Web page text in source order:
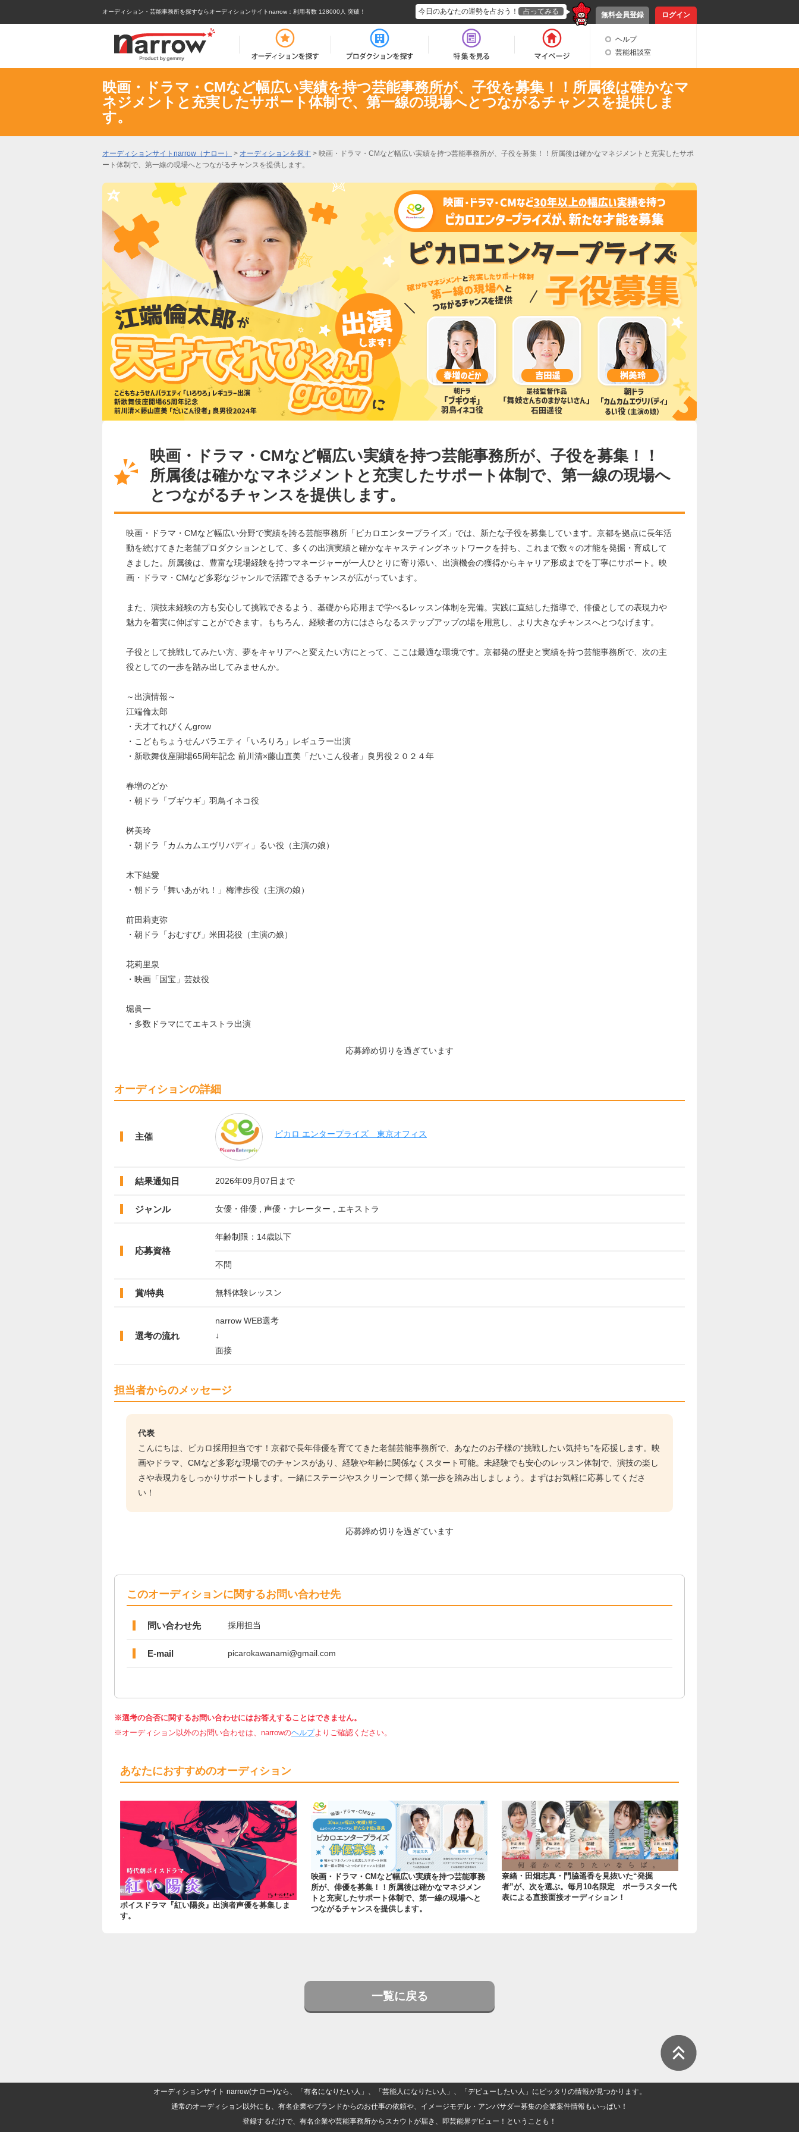
オーディション・芸能事務所を探すならオーディションサイトnarrow ：利用者数 128000人 突破！ 無料会員登録 ログイン
今日のあなたの運勢を占おう！ 占ってみる
ヘルプ
芸能相談室
映画・ドラマ・CMなど幅広い実績を持つ芸能事務所が、子役を募集！！所属後は確かなマ
ネジメントと充実したサポート体制で、第一線の現場へとつながるチャンスを提供しま
す。
オーディションサイトnarrow（ナロー） > オーディションを探す > 映画・ドラマ・CMなど幅広い実績を持つ芸能事務所が、子役を募集！！所属後は確かなマネジメントと充実したサポ
ート体制で、第一線の現場へとつながるチャンスを提供します。
映画・ドラマ・CMなど幅広い実績を持つ芸能事務所が、子役を募集！！
所属後は確かなマネジメントと充実したサポート体制で、第一線の現場へ
とつながるチャンスを提供します。
映画・ドラマ・CMなど幅広い分野で実績を誇る芸能事務所「ピカロエンタープライズ」では、新たな子役を募集しています。京都を拠点に長年活
動を続けてきた老舗プロダクションとして、多くの出演実績と確かなキャスティングネットワークを持ち、これまで数々の才能を発掘・育成して
きました。所属後は、豊富な現場経験を持つマネージャーが一人ひとりに寄り添い、出演機会の獲得からキャリア形成までを丁寧にサポート。映
画・ドラマ・CMなど多彩なジャンルで活躍できるチャンスが広がっています。
また、演技未経験の方も安心して挑戦できるよう、基礎から応用まで学べるレッスン体制を完備。実践に直結した指導で、俳優としての表現力や
魅力を着実に伸ばすことができます。もちろん、経験者の方にはさらなるステップアップの場を用意し、より大きなチャンスへとつなげます。
子役として挑戦してみたい方、夢をキャリアへと変えたい方にとって、ここは最適な環境です。京都発の歴史と実績を持つ芸能事務所で、次の主
役としての一歩を踏み出してみませんか。
～出演情報～
江端倫太郎
・天才てれびくんgrow
・こどもちょうせんバラエティ「いろりろ」レギュラー出演
・新歌舞伎座開場65周年記念 前川清×藤山直美「だいこん役者」良男役２０２４年
春増のどか
・朝ドラ「ブギウギ」羽鳥イネコ役
桝美玲
・朝ドラ「カムカムエヴリバディ」るい役（主演の娘）
木下結愛
・朝ドラ「舞いあがれ！」梅津歩役（主演の娘）
前田莉吏弥
・朝ドラ「おむすび」米田花役（主演の娘）
花莉里泉
・映画「国宝」芸妓役
堀眞一
・多数ドラマにてエキストラ出演
応募締め切りを過ぎています
オーディションの詳細
主催 ピカロ エンタープライズ 東京オフィス
結果通知日 2026年09月07日まで
ジャンル 女優・俳優 , 声優・ナレーター , エキストラ
応募資格
年齢制限：14歳以下
不問
賞/特典 無料体験レッスン
選考の流れ
narrow WEB選考
↓
面接
担当者からのメッセージ
代表
こんにちは、ピカロ採用担当です！京都で長年俳優を育ててきた老舗芸能事務所で、あなたのお子様の“挑戦したい気持ち”を応援します。映
画やドラマ、CMなど多彩な現場でのチャンスがあり、経験や年齢に関係なくスタート可能。未経験でも安心のレッスン体制で、演技の楽し
さや表現力をしっかりサポートします。一緒にステージやスクリーンで輝く第一歩を踏み出しましょう。まずはお気軽に応募してくださ
い！
応募締め切りを過ぎています
このオーディションに関するお問い合わせ先
問い合わせ先 採用担当
E-mail picarokawanami@gmail.com
※選考の合否に関するお問い合わせにはお答えすることはできません。
※オーディション以外のお問い合わせは、narrowのヘルプよりご確認ください。
あなたにおすすめのオーディション
ボイスドラマ『紅い陽炎』出演者声優を募集しま
す。
映画・ドラマ・CMなど幅広い実績を持つ芸能事務
所が、俳優を募集！！所属後は確かなマネジメン
トと充実したサポート体制で、第一線の現場へと
つながるチャンスを提供します。
奈緒・田畑志真・門脇遥香を見抜いた“発掘
者”が、次を選ぶ。毎月10名限定 ポーラスター代
表による直接面接オーディション！
一覧に戻る
オーディションサイト narrow(ナロー)なら、「有名になりたい人」、「芸能人になりたい人」、「デビューしたい人」にピッタリの情報が見つかります。
通常のオーディション以外にも、有名企業やブランドからのお仕事の依頼や、イメージモデル・アンバサダー募集の企業案件情報もいっぱい！
登録するだけで、有名企業や芸能事務所からスカウトが届き、即芸能界デビュー！ということも！